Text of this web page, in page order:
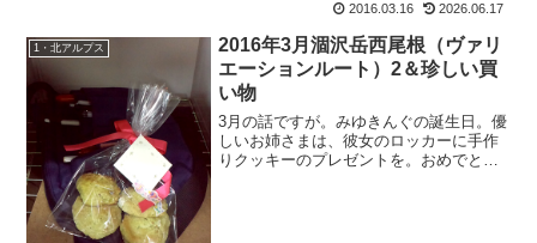
すよ！！」と、休み明けの私に鼻息荒
く、前のめりで報告してきた。も：「よ
かったねぇ。みゆきんぐもす...
2016.03.16 2026.06.17
1・北アルプス
2016年3月涸沢岳西尾根（ヴァリ
エーションルート）2＆珍しい買
い物
3月の話ですが。みゆきんぐの誕生日。優
しいお姉さまは、彼女のロッカーに手作
りクッキーのプレゼントを。おめでとう